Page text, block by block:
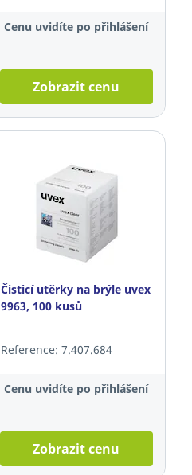
Cenu uvidíte po přihlášení
Zobrazit cenu
Čisticí utěrky na brýle uvex
9963, 100 kusů
Reference: 7.407.684
Cenu uvidíte po přihlášení
Zobrazit cenu